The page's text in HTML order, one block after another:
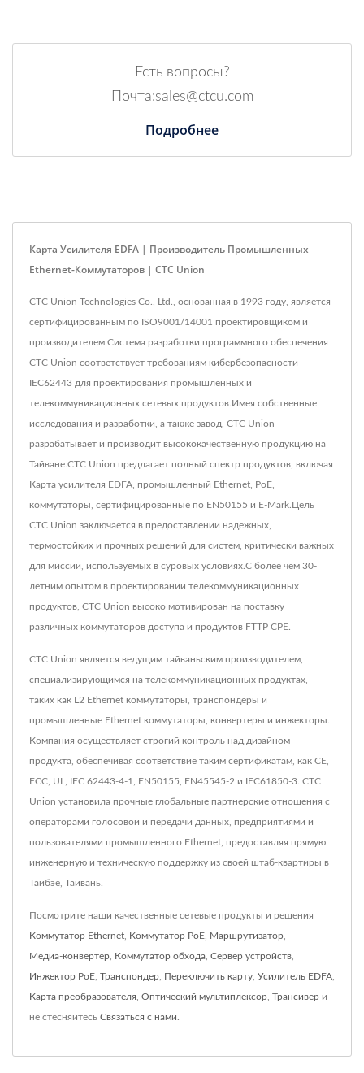
Есть вопросы?
Почта:sales@ctcu.com
Подробнее
Карта Усилителя EDFA | Производитель Промышленных
Ethernet-Коммутаторов | CTC Union
CTC Union Technologies Co., Ltd., основанная в 1993 году, является
сертифицированным по ISO9001/14001 проектировщиком и
производителем.Система разработки программного обеспечения
CTC Union соответствует требованиям кибербезопасности
IEC62443 для проектирования промышленных и
телекоммуникационных сетевых продуктов.Имея собственные
исследования и разработки, а также завод, CTC Union
разрабатывает и производит высококачественную продукцию на
Тайване.CTC Union предлагает полный спектр продуктов, включая
Карта усилителя EDFA, промышленный Ethernet, PoE,
коммутаторы, сертифицированные по EN50155 и E-Mark.Цель
CTC Union заключается в предоставлении надежных,
термостойких и прочных решений для систем, критически важных
для миссий, используемых в суровых условиях.С более чем 30-
летним опытом в проектировании телекоммуникационных
продуктов, CTC Union высоко мотивирован на поставку
различных коммутаторов доступа и продуктов FTTP CPE.
CTC Union является ведущим тайваньским производителем,
специализирующимся на телекоммуникационных продуктах,
таких как L2 Ethernet коммутаторы, транспондеры и
промышленные Ethernet коммутаторы, конвертеры и инжекторы.
Компания осуществляет строгий контроль над дизайном
продукта, обеспечивая соответствие таким сертификатам, как CE,
FCC, UL, IEC 62443-4-1, EN50155, EN45545-2 и IEC61850-3. CTC
Union установила прочные глобальные партнерские отношения с
операторами голосовой и передачи данных, предприятиями и
пользователями промышленного Ethernet, предоставляя прямую
инженерную и техническую поддержку из своей штаб-квартиры в
Тайбэе, Тайвань.
Посмотрите наши качественные сетевые продукты и решения
Коммутатор Ethernet Коммутатор PoE Маршрутизатор
Медиа-конвертер Коммутатор обхода Сервер устройств
Инжектор PoE Транспондер Переключить карту Усилитель EDFA
Карта преобразователя Оптический мультиплексор Трансивер и
не стесняйтесь Связаться с нами